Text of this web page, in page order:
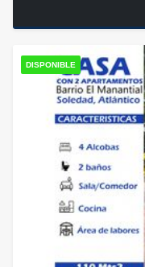
DISPONIBLE